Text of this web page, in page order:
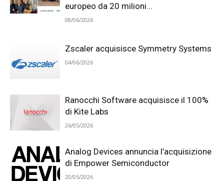
europeo da 20 milioni...
08/06/2026
Zscaler acquisisce Symmetry Systems
04/06/2026
Ranocchi Software acquisisce il 100%
di Kite Labs
26/05/2026
Analog Devices annuncia l’acquisizione
di Empower Semiconductor
20/05/2026